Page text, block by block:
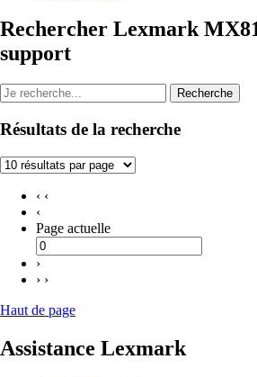
Rechercher Lexmark
support
Recherche
Résultats de la recherche
‹ ‹
‹
Page actuelle
›
› ›
Haut de page
Assistance Lexmark